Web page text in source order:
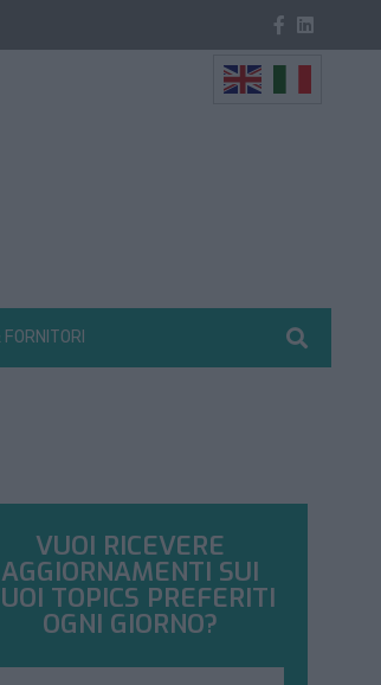
VUOI RICEVERE
AGGIORNAMENTI SUI
TOPICS PREFERITI
OGNI GIORNO?